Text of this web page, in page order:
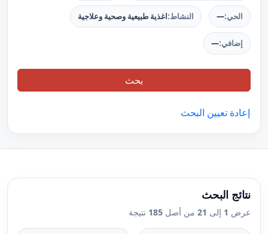
الحي:— النشاط:اغذية طبيعية وصحية وعلاجية
إضافي:—
بحث
إعادة تعيين البحث
نتائج البحث
عرض 1 إلى 21 من أصل 185 نتيجة